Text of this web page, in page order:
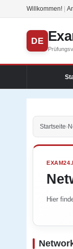
Willkommen!
DE
Startseite›
Hier